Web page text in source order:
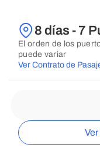
8 días - 7
El orden de los
puede variar
Ver Contrato de